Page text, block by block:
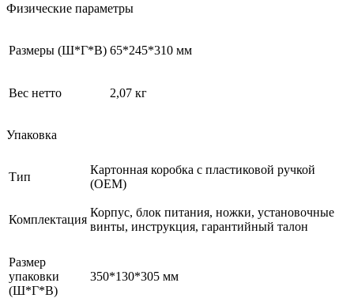
Физические параметры
Размеры (Ш*Г*В) 65*245*310 мм
Вес нетто 2,07 кг
Упаковка
Тип
Картонная коробка с пластиковой ручкой
(OEM)
Комплектация
Корпус, блок питания, ножки, установочные
винты, инструкция, гарантийный талон
Размер
упаковки
(Ш*Г*В)
350*130*305 мм